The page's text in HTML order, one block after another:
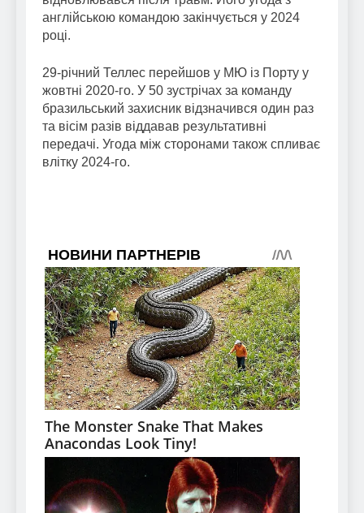
англійською командою закінчується у 2024
році.
29-річний Теллес перейшов у МЮ із Порту у
жовтні 2020-го. У 50 зустрічах за команду
бразильський захисник відзначився один раз
та вісім разів віддавав результативні
передачі. Угода між сторонами також спливає
влітку 2024-го.